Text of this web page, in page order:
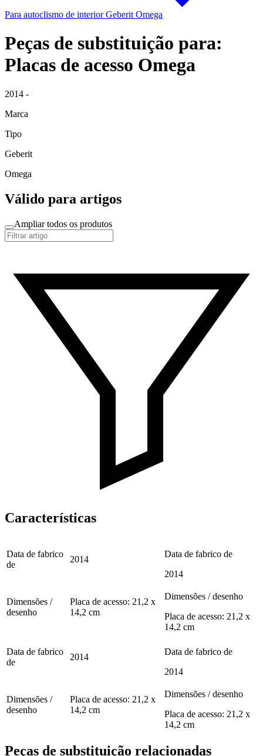
Para autoclismo de interior Geberit Omega
Peças de substituição para:
Placas de acesso Omega
2014 -
Marca
Tipo
Geberit
Omega
Válido para artigos
Ampliar todos os produtos
Características
Data de fabrico
de
2014
Data de fabrico de
2014
Dimensões /
desenho
Placa de acesso: 21,2 x
14,2 cm
Dimensões / desenho
Placa de acesso: 21,2 x
14,2 cm
Data de fabrico
de
2014
Data de fabrico de
2014
Dimensões /
desenho
Placa de acesso: 21,2 x
14,2 cm
Dimensões / desenho
Placa de acesso: 21,2 x
14,2 cm
Peças de substituição relacionadas